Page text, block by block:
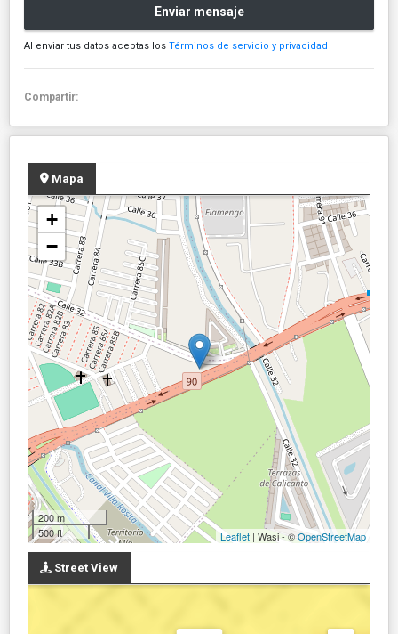
Enviar mensaje
Al enviar tus datos aceptas los Términos de servicio y privacidad
Compartir:
Mapa
+
−
200 m
500 ft
Leaflet | Wasi - ©OpenStreetMap
Street View